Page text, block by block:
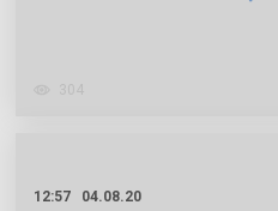
12:57
04.08.20